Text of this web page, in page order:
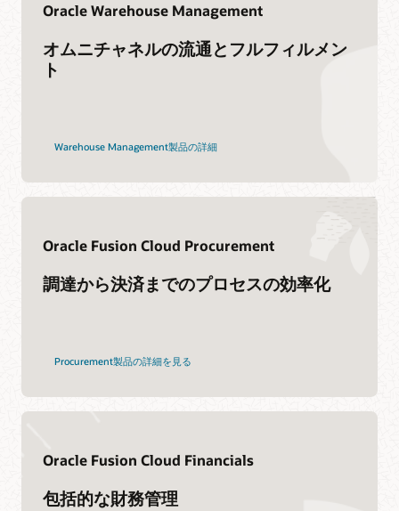
サポート
クラウド移行サービスの利用
パートナーを見つける
Oracle Warehouse Management
オムニチャネルの流通とフルフィルメン
ト
Warehouse Management製品の詳細
Oracle Fusion Cloud Procurement
調達から決済までのプロセスの効率化
Procurement製品の詳細を見る
Oracle Fusion Cloud Financials
包括的な財務管理